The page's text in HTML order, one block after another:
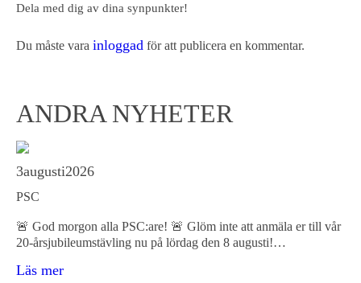
Dela med dig av dina synpunkter!
Du måste vara inloggad för att publicera en kommentar.
ANDRA NYHETER
3augusti2026
PSC
🚨 God morgon alla PSC:are! 🚨 Glöm inte att anmäla er till vår
20-årsjubileumstävling nu på lördag den 8 augusti!…
Läs mer